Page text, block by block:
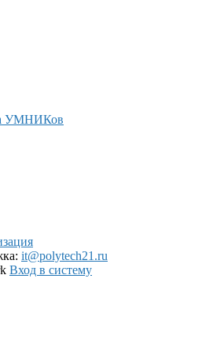
УМНИКов
it@polytech21.ru
Вход в систему